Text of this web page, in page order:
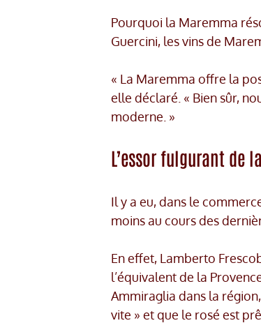
Pourquoi la Maremma
Guercini, les vins de
« La Maremma offre la
elle déclaré. « Bien sûr,
moderne. »
L’essor fulgurant de
Il y a eu, dans le
moins au cours des
En effet, Lamberto
l’équivalent de la
Ammiraglia dans la
vite » et que le rosé est